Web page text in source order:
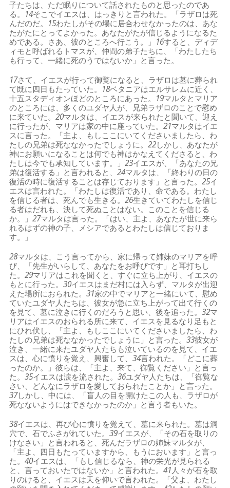
子たちは、ただ眠りについて話されたものと思ったのであ
る。 14そこでイエスは、はっきりと言われた。「ラザロは死
んだのだ。 15わたしがその場に居合わせなかったのは、あな
たがたにとってよかった。あなたがたが信じるようになるた
めである。さあ、彼のところへ行こう。」 16すると、ディデ
ィモと呼ばれるトマスが、仲間の弟子たちに、「わたしたち
も行って、一緒に死のうではないか」と言った。
17さて、イエスが行って御覧になると、ラザロは墓に葬られ
て既に四日もたっていた。 18ベタニアはエルサレムに近く、
十五スタディオンほどのところにあった。 19マルタとマリア
のところには、多くのユダヤ人が、兄弟ラザロのことで慰め
に来ていた。20マルタは、イエスが来られたと聞いて、迎え
に行ったが、マリアは家の中に座っていた。21マルタはイエ
スに言った。「主よ、もしここにいてくださいましたら、わ
たしの兄弟は死ななかったでしょうに。22しかし、あなたが
神にお願いになることは何でも神はかなえてくださると、わ
たしは今でも承知しています。」23イエスが、「あなたの兄
弟は復活する」と言われると、24マルタは、「終わりの日の
復活の時に復活することは存じております」と言った。25イ
エスは言われた。「わたしは復活であり、命である。わたし
を信じる者は、死んでも生きる。26生きていてわたしを信じ
る者はだれも、決して死ぬことはない。このことを信じる
か。」27マルタは言った。「はい、主よ、あなたが世に来ら
れるはずの神の子、メシアであるとわたしは信じておりま
す。」
28マルタは、こう言ってから、家に帰って姉妹のマリアを呼
び、「先生がいらして、あなたをお呼びです」と耳打ちし
た。29マリアはこれを聞くと、すぐに立ち上がり、イエスの
もとに行った。30イエスはまだ村には入らず、マルタが出迎
えた場所におられた。31家の中でマリアと一緒にいて、慰め
ていたユダヤ人たちは、彼女が急に立ち上がって出て行くの
を見て、墓に泣きに行くのだろうと思い、後を追った。32マ
リアはイエスのおられる所に来て、イエスを見るなり足もと
にひれ伏し、「主よ、もしここにいてくださいましたら、わ
たしの兄弟は死ななかったでしょうに」と言った。33彼女が
泣き、一緒に来たユダヤ人たちも泣いているのを見て、イエ
スは、心に憤りを覚え、興奮して、34言われた。「どこに葬
ったのか。」彼らは、「主よ、来て、御覧ください」と言っ
た。35イエスは涙を流された。36ユダヤ人たちは、「御覧な
さい、どんなにラザロを愛しておられたことか」と言った。
37しかし、中には、「盲人の目を開けたこの人も、ラザロが
死なないようにはできなかったのか」と言う者もいた。
38イエスは、再び心に憤りを覚えて、墓に来られた。墓は洞
穴で、石でふさがれていた。39イエスが、「その石を取りの
けなさい」と言われると、死んだラザロの姉妹マルタが、
「主よ、四日もたっていますから、もうにおいます」と言っ
た。40イエスは、「もし信じるなら、神の栄光が見られる
と、言っておいたではないか」と言われた。41人々が石を取
りのけると、イエスは天を仰いで言われた。「父よ、わたし